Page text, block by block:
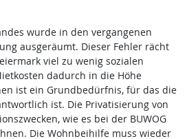
wurde in den vergangenen
ausgeräumt. Dieser Fehler rächt
viel zu wenig sozialen
dadurch in die Höhe
ist ein Grundbedürfnis, für das die
ist. Die Privatisierung von
wie es bei der BUWOG
Die Wohnbeihilfe muss wieder